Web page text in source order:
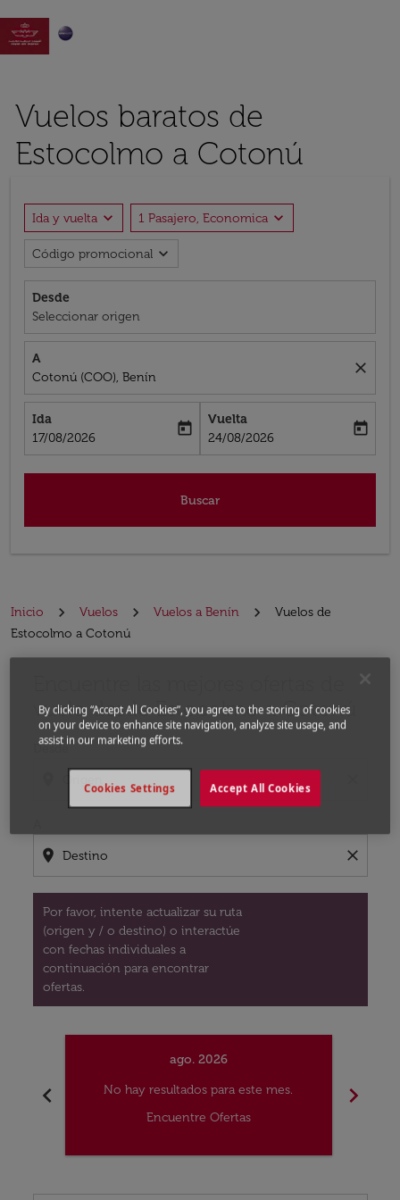

Vuelos baratos de
Estocolmo a Cotonú
Ida y vuelta expand_more 1 Pasajero, Economica expand_more
Código promocional expand_more
Desde
Seleccionar origen
A
Cotonú (COO), Benín
close
Ida
fc-booking-departure-date-aria-label
17/08/2026
today
Vuelta
fc-booking-return-date-aria-label
24/08/2026
today
Buscar
Inicio Vuelos Vuelos a Benín
Vuelos de
Estocolmo a Cotonú
vuelo desde Estocolmo a Cotonú
Desde
location_on close
Por favor, intente actualizar su ruta
(origen y / o destino) o interactúe
con fechas individuales a
continuación para encontrar
ofertas.
chevron_left
ago. 2026
No hay resultados para este mes.
Encuentre Ofertas
chevron_right
By clicking “Accept All Cookies”, you agree to the storing of cookies
on your device to enhance site navigation, analyze site usage, and
assist in our marketing efforts.
Accept All Cookies
Cookies Settings